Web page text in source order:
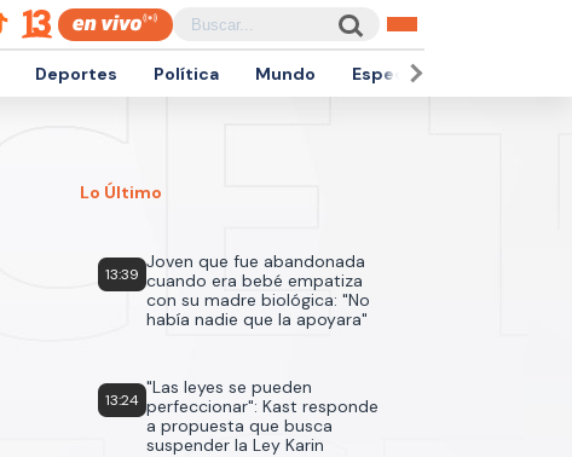
Deportes Política Mundo Espectáculos
Lo Último
13:39
Joven que fue abandonada
cuando era bebé empatiza
con su madre biológica: "No
había nadie que la apoyara"
13:24
"Las leyes se pueden
perfeccionar": Kast responde
a propuesta que busca
suspender la Ley Karin